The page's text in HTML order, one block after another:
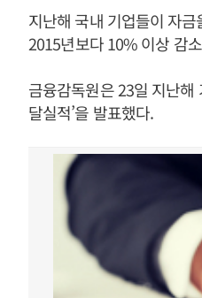
지난해 국내 기업들이 자
2015년보다 10% 이상 감
금융감독원은 23일 지난해
달실적’을 발표했다.